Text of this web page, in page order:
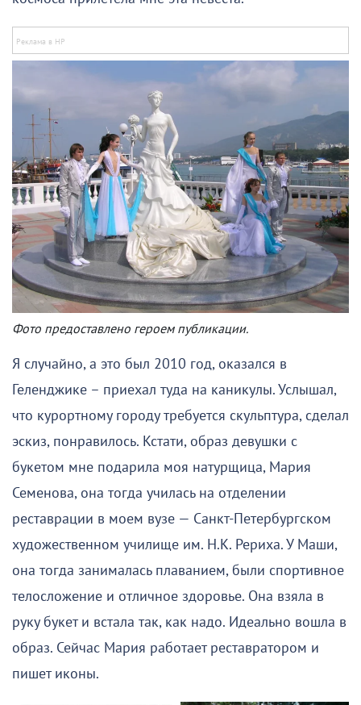
Фото предоставлено героем публикации.
Я случайно, а это был 2010 год, оказался в
Геленджике – приехал туда на каникулы. Услышал,
что курортному городу требуется скульптура, сделал
эскиз, понравилось. Кстати, образ девушки с
букетом мне подарила моя натурщица, Мария
Семенова, она тогда училась на отделении
реставрации в моем вузе — Санкт-Петербургском
художественном училище им. Н.К. Рериха. У Маши,
она тогда занималась плаванием, были спортивное
телосложение и отличное здоровье. Она взяла в
руку букет и встала так, как надо. Идеально вошла в
образ. Сейчас Мария работает реставратором и
пишет иконы.